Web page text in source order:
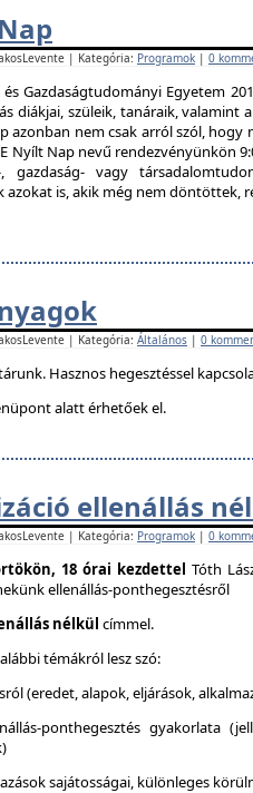
| Kategória: Programok | 0
Gazdaságtudományi Egyetem
diákjai, szüleik, tanáraik,
azonban nem csak arról szól,
Nyílt Nap nevű rendezvényünkön
, gazdaság- vagy
azokat is, akik még nem döntöttek,
| Kategória: Általános | 0
Hasznos hegesztéssel
alatt érhetőek el.
ellenállás
| Kategória: Programok | 0
18 órai kezdettel Tóth
ellenállás-ponthegesztésről
nélkül címmel.
témákról lesz szó:
(eredet, alapok, eljárások,
ponthegesztés gyakorlata
sajátosságai, különleges